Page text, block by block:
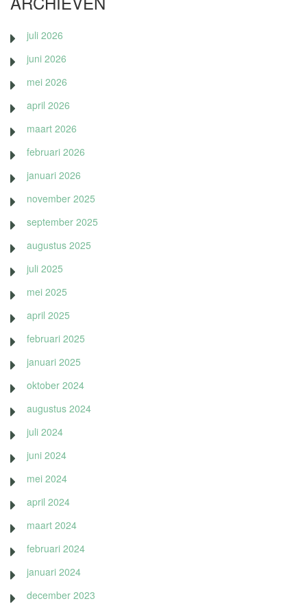
juli 2026
juni 2026
mei 2026
april 2026
maart 2026
februari 2026
januari 2026
november 2025
september 2025
augustus 2025
juli 2025
mei 2025
april 2025
februari 2025
januari 2025
oktober 2024
augustus 2024
juli 2024
juni 2024
mei 2024
april 2024
maart 2024
februari 2024
januari 2024
december 2023